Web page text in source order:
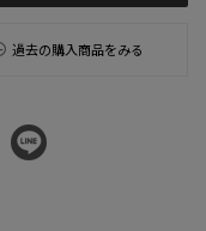
過去の購入商品をみる